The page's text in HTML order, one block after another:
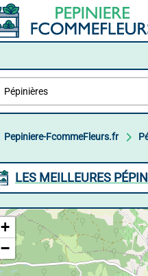
Pepiniere-FcommeFleurs.fr
LES MEILLEURES
+
−